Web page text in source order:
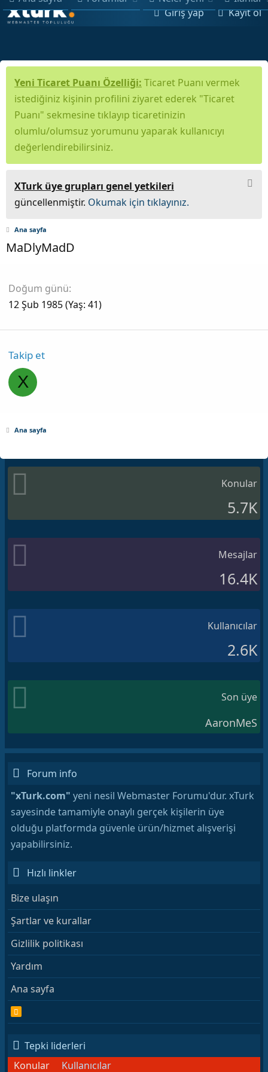
Giriş yap Kayıt ol
Yeni Ticaret Puanı Özelliği: Ticaret Puanı vermek
istediğiniz kişinin profilini ziyaret ederek "Ticaret
Puanı" sekmesine tıklayıp ticaretinizin
olumlu/olumsuz yorumunu yaparak kullanıcıyı
değerlendirebilirsiniz.
XTurk üye grupları genel yetkileri
güncellenmiştir. Okumak için tıklayınız.
Ana sayfa
MaDlyMadD
Doğum günü
12 Şub 1985 (Yaş: 41)
Takip et
X
Ana sayfa
Konular
5.7K
Mesajlar
16.4K
Kullanıcılar
2.6K
Son üye
AaronMeS
Forum info
"xTurk.com" yeni nesil Webmaster Forumu'dur. xTurk
sayesinde tamamiyle onaylı gerçek kişilerin üye
olduğu platformda güvenle ürün/hizmet alışverişi
yapabilirsiniz.
Hızlı linkler
Bize ulaşın
Şartlar ve kurallar
Gizlilik politikası
Yardım
Ana sayfa
R
S
Tepki liderleri
Konular
Kullanıcılar